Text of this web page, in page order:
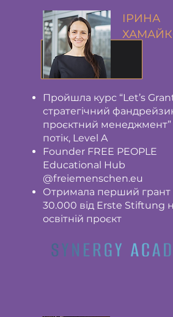
ІРИНА
Пройшла курс “Let’s
стратегічний
проєктний менеджмент”
потік, Level A
Founder FREE PEOPLE
Educational Hub
@freiemenschen.eu
Отримала перший грант
30.000 від Erste Stiftung
освітній проєкт